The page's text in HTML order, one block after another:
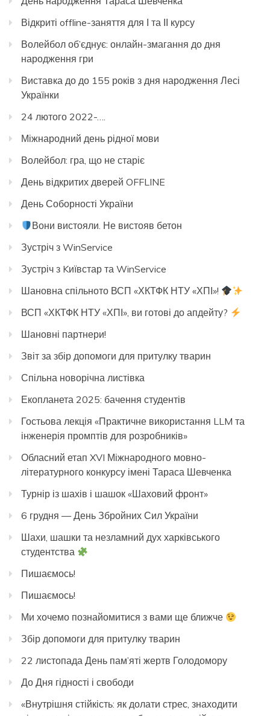
Відкриті offline-заняття для І та ІІ курсу
Волейбол об’єднує: онлайн-змагання до дня
народження гри
Виставка до до 155 років з дня народження Лесі
Українки
24 лютого 2022-….
Міжнародний день рідної мови
Волейбол: гра, що не старіє
День відкритих дверей OFFLINE
День Соборності України
Вони вистояли. Не вистояв бетон
Зустріч з WinService
Зустріч з Kиївстар та WinService
Шановна спільното ВСП «ХКТФК НТУ «ХПІ»!
ВСП «ХКТФК НТУ «ХПІ», ви готові до апдейту?
Шановні партнери!
Звіт за збір допомоги для притулку тварин
Спільна новорічна листівка
Екопланета 2025: бачення студентів
Гостьова лекція «Практичне використання LLM та
інженерія промптів для розробників»
Обласний етап XVI Міжнародного мовно-
літературного конкурсу імені Тараса Шевченка
Турнір із шахів і шашок «Шаховий фронт»
6 грудня — День Збройних Сил України
Шахи, шашки та незламний дух харківського
студентства
Пишаємось!
Пишаємось!
Ми хочемо познайомитися з вами ще ближче
Збір допомоги для притулку тварин
22 листопада День пам’яті жертв Голодомору
До Дня гідності і свободи
«Внутрішня стійкість: як долати стрес, знаходити